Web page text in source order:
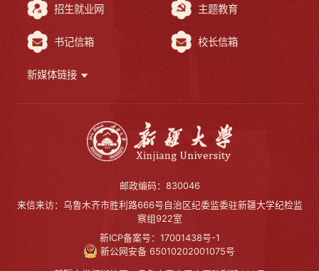
招生就业网 主题教育
书记信箱 校长信箱
新媒体链接
邮政编码：830046
来信来访：乌鲁木齐市胜利路666号自治区纪委监委驻新疆大学纪检监
察组922室
新ICP备案号：17001438号-1
新公网安备 65010202001075号